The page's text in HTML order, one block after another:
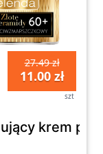
27.49 zł
11.00 zł
szt
krem